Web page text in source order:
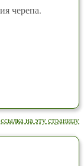
черепа.
ссылка на эту страницу